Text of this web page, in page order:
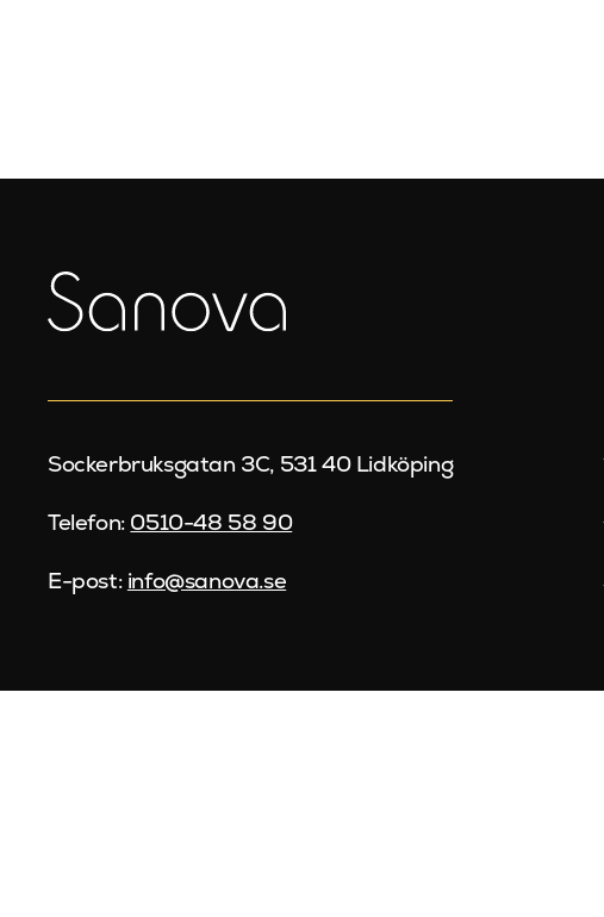
Sockerbruksgatan 3C, 531 40 Lidköping
Telefon: 0510-48 58 90
E-post: info@sanova.se